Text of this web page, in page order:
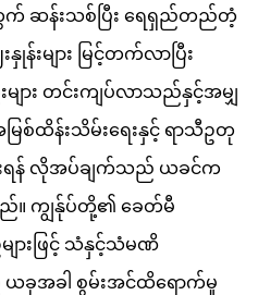
န်းသစ်ပြီး ရေရှည်တည်တံ့
န်းများ မြင့်တက်လာပြီး
များ တင်းကျပ်လာသည်နှင့်အမျှ
ြစ်ထိန်းသိမ်းရေးနှင့် ရာသီဥတု
းရန် လိုအပ်ချက်သည် ယခင်က
။ ကျွန်ုပ်တို့၏ ခေတ်မီ
ျားဖြင့် သံနှင့်သံမဏိ
ခုအခါ စွမ်းအင်ထိရောက်မှု